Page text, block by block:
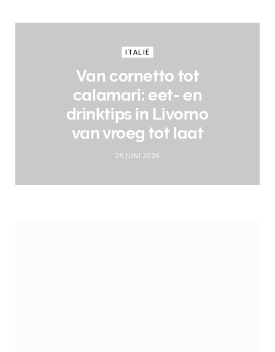
ITALIË
Van cornetto tot
calamari: eet- en
drinktips in Livorno
van vroeg tot laat
25 JUNI 2026